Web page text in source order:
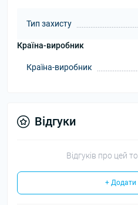
Тип захисту
Країна-виробник
Країна-виробник
Відгуки
Відгуків про цей
+ Додати